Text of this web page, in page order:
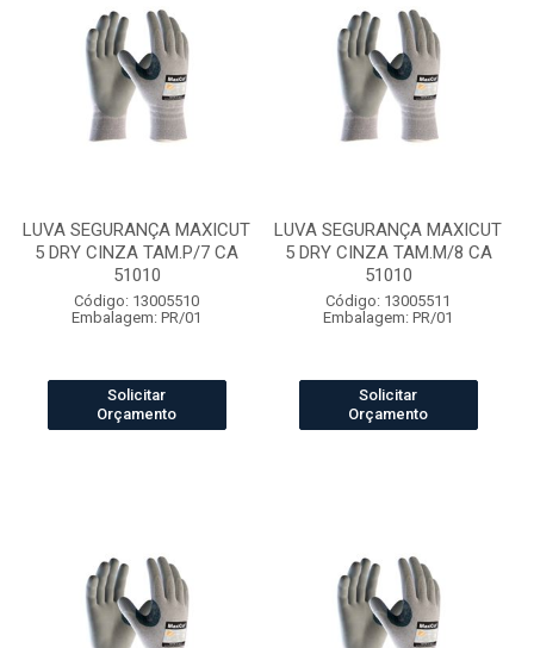
LUVA SEGURANÇA MAXICUT
5 DRY CINZA TAM.P/7 CA
51010
Código: 13005510
Embalagem: PR/01
Solicitar
Orçamento
LUVA SEGURANÇA MAXICUT
5 DRY CINZA TAM.M/8 CA
51010
Código: 13005511
Embalagem: PR/01
Solicitar
Orçamento